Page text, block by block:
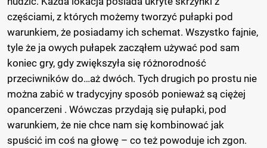
częściami, z których możemy tworzyć pułapki pod
warunkiem, że posiadamy ich schemat. Wszystko fajnie,
tyle że ja owych pułapek zacząłem używać pod sam
koniec gry, gdy zwiększyła się różnorodność
przeciwników do…aż dwóch. Tych drugich po prostu nie
można zabić w tradycyjny sposób ponieważ są ciężej
opancerzeni . Wówczas przydają się pułapki, pod
warunkiem, że nie chce nam się kombinować jak
spuścić im coś na głowę – co też powoduje ich zgon.